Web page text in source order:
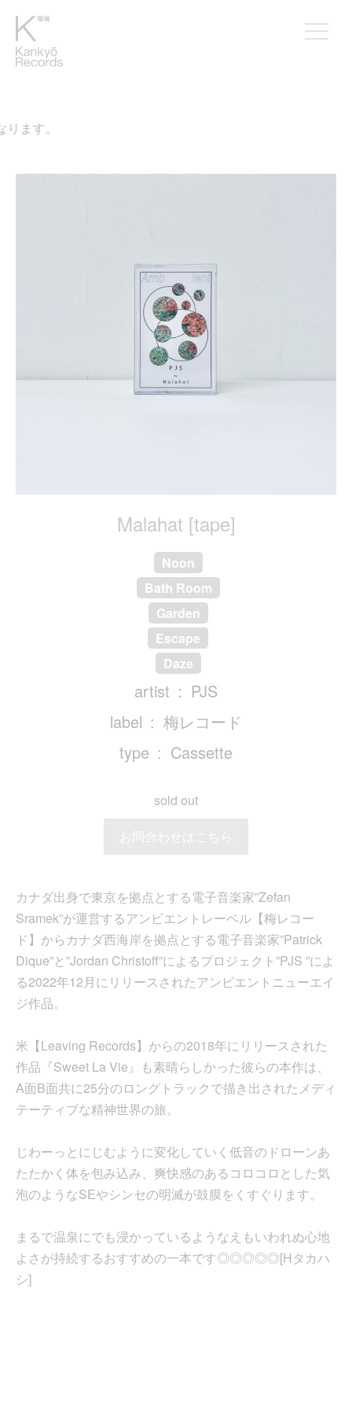
ます。
Malahat [tape]
Noon
Bath Room
Garden
Escape
Daze
artist
PJS
label
梅レコード
type
Cassette
sold out
お問合わせはこちら
カナダ出身で東京を拠点とする電子音楽家”Zefan
Sramek”が運営するアンビエントレーベル【梅レコー
ド】からカナダ西海岸を拠点とする電子音楽家”Patrick
Dique”と”Jordan Christoff”によるプロジェクト”PJS ”によ
る2022年12月にリリースされたアンビエントニューエイ
ジ作品。
米【Leaving Records】からの2018年にリリースされた
作品『Sweet La Vie』も素晴らしかった彼らの本作は、
A面B面共に25分のロングトラックで描き出されたメディ
テーティブな精神世界の旅。
じわーっとにじむように変化していく低音のドローンあ
たたかく体を包み込み、爽快感のあるコロコロとした気
泡のようなSEやシンセの明滅が鼓膜をくすぐります。
まるで温泉にでも浸かっているようなえもいわれぬ心地
よさが持続するおすすめの一本です◎◎◎◎◎[Hタカハ
シ]